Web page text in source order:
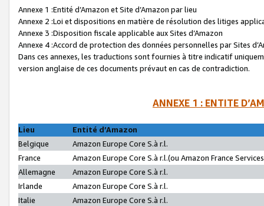
Annexe 1 :Entité d’Amazon et Site d’Amazon par lieu
Annexe 2 :Loi et dispositions en matière de résolution des litiges
Annexe 3 :Disposition fiscale applicable aux Sites d’Amazon
Annexe 4 :Accord de protection des données personnelles par Sites
Dans ces annexes, les traductions sont fournies à titre indicatif
version anglaise de ces documents prévaut en cas de contradiction.
ANNEXE 1 : ENTITE
Lieu
Entité d’Amazon
Belgique
Amazon Europe Core S.à r.l.
France
Amazon Europe Core S.à r.l.(ou Amazon France
Allemagne
Amazon Europe Core S.à r.l.
Irlande
Amazon Europe Core S.à r.l.
Italie
Amazon Europe Core S.à r.l.